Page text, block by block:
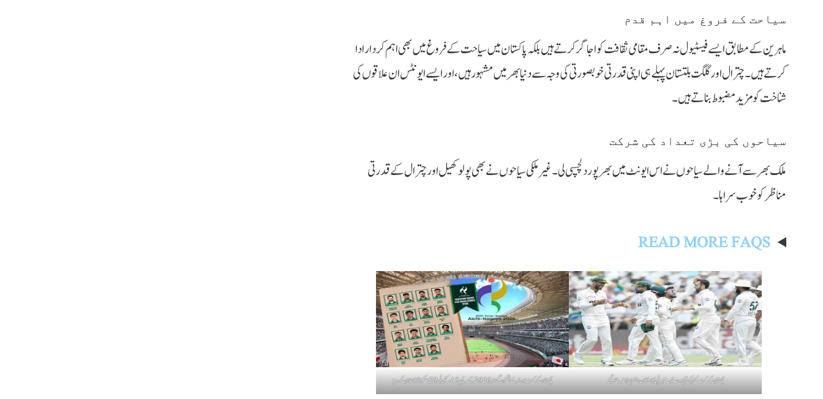
سیاحت کے فروغ میں اہم قدم
ماہرین کے مطابق ایسے فیسٹیول نہ صرف مقامی ثقافت کو اجاگر کرتے ہیں بلکہ پاکستان میں سیاحت کے فروغ میں بھی اہم کردار ادا
کرتے ہیں۔ چترال اور گلگت بلتستان پہلے ہی اپنی قدرتی خوبصورتی کی وجہ سے دنیا بھر میں مشہور ہیں، اور ایسے ایونٹس ان علاقوں کی
شناخت کو مزید مضبوط بناتے ہیں۔
سیاحوں کی بڑی تعداد کی شرکت
ملک بھر سے آنے والے سیاحوں نے اس ایونٹ میں بھرپور دلچسپی لی۔ غیر ملکی سیاحوں نے بھی پولو کھیل اور چترال کے قدرتی
مناظر کو خوب سراہا۔
READ MORE FAQS
پاکستان کرکٹ ٹیم کی قیادت میں تبدیلی کا امکان، اہم اجلاس متوقع پاکستان کرکٹ بورڈ نے ایشین گیمز 2026 کے لیے 15 رکنی ٹی20 اسکواڈ کا اعلان کر دیا